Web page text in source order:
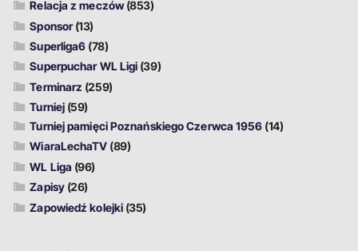
Relacja z meczów(853)
Sponsor(13)
Superliga6 (78)
Superpuchar WL Ligi (39)
Terminarz (259)
Turniej (59)
Turniej pamięci Poznańskiego Czerwca 1956 (14)
WiaraLechaTV (89)
WL Liga (96)
Zapisy(26)
Zapowiedź kolejki (35)